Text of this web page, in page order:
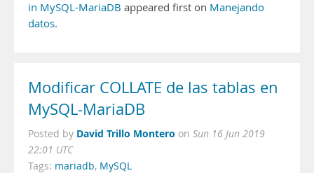
in MySQL-MariaDB appeared first on Manejando
datos.
Modificar COLLATE de las tablas en
MySQL-MariaDB
Posted by David Trillo Montero on Sun 16 Jun 2019
22:01 UTC
Tags: mariadb, MySQL